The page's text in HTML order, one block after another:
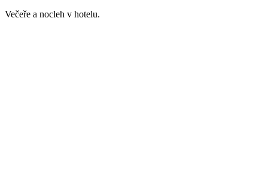
Večeře a nocleh v hotelu.